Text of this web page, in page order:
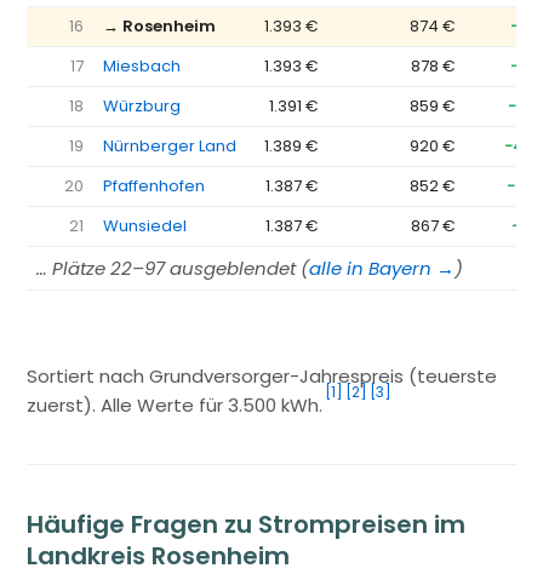
16 → Rosenheim 1.393 € 874 €
17
Miesbach 1.393 € 878 €
18
Würzburg 1.391 € 859 €
19
Nürnberger Land 1.389 € 920 €
20
Pfaffenhofen 1.387 € 852 €
21
Wunsiedel 1.387 € 867 €
… Plätze 22–97 ausgeblendet (alle in Bayern → )
Sortiert nach Grundversorger-Jahrespreis (teuerste
zuerst). Alle Werte für 3.500 kWh.
[1] [2] [3]
Häufige Fragen zu Strompreisen im
Landkreis Rosenheim